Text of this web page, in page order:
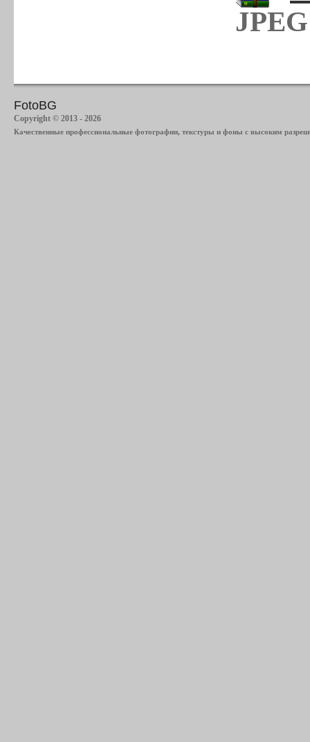
FotoBG
Copyright © 2013 - 2026
Качественные профессиональные фотографии, текстуры и фоны с высоким